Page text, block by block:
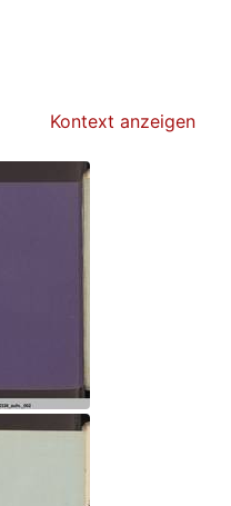
Kontext anzeigen